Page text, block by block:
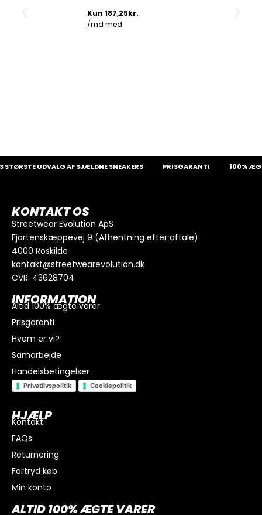
I alt
Køb for
UDVALG AF SJÆLDNE SNEAKERS PRISGARANTI 100%
KONTAKT OS
Streetwear Evolution ApS
Fjortenskæppevej 9 (Afhentning efter aftale)
4000 Roskilde
kontakt@streetwearevolution.dk
CVR: 43628704
INFORMATION
Altid 100% ægte varer
Prisgaranti
Hvem er vi?
Samarbejde
Handelsbetingelser
Privatlivspolitik Cookiepolitik
HJÆLP
Kontakt
FAQs
Returnering
Fortryd køb
Min konto
ALTID 100% ÆGTE VARER